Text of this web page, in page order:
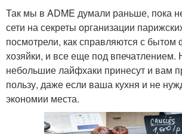
Так мы в ADME думали раньше, пока
сети на секреты организации
посмотрели, как справляются с бытом
хозяйки, и все еще под впечатлением.
небольшие лайфхаки принесут и вам
пользу, даже если ваша кухня и не
экономии места.